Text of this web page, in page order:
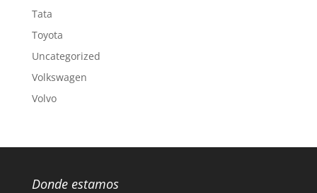
Tata
Toyota
Uncategorized
Volkswagen
Volvo
Donde estamos